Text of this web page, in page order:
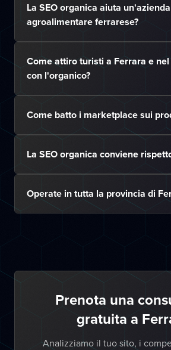
La SEO organica aiuta un'azienda
agroalimentare ferrarese?
Come attiro turisti a Ferrara e
con l'organico?
Come batto i marketplace sui
La SEO organica conviene
Operate in tutta la provincia di
Prenota una
gratuita a
Analizziamo il tuo sito, i